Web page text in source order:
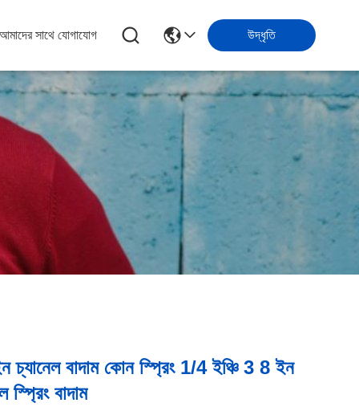
আমাদের সাথে যোগাযোগ উদ্ধৃতি
চ্যানেল বাদাম কোন স্প্রিং 1/4 ইঞ্চি 3 8 ইন
স্প্রিং বাদাম